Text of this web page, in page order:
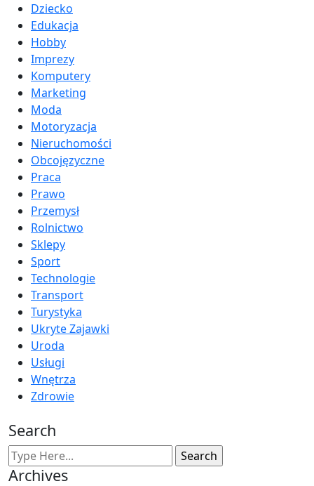
Dziecko
Edukacja
Hobby
Imprezy
Komputery
Marketing
Moda
Motoryzacja
Nieruchomości
Obcojęzyczne
Praca
Prawo
Przemysł
Rolnictwo
Sklepy
Sport
Technologie
Transport
Turystyka
Ukryte Zajawki
Uroda
Usługi
Wnętrza
Zdrowie
Search
Archives